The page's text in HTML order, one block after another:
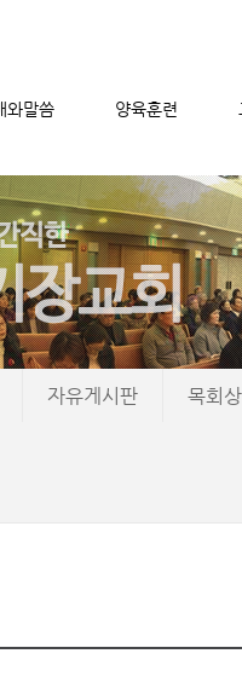
와말씀 양육훈련
자유게시판 목회